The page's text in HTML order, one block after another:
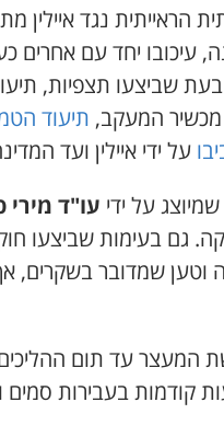
הראייתית נגד
עיכובו יחד עם אחרים
בעת שביצעו תצפיות,
המעקב, תיעוד
על ידי איילין ועד
שמיוצג על ידי עו"ד מירי
גם בעימות שביצעו
וטען שמדובר בשקרים,
קודמות בעבירות סמים